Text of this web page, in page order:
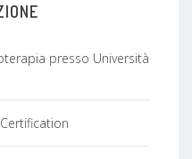
presso Università